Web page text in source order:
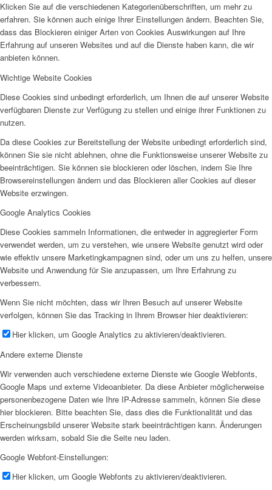
Klicken Sie auf die verschiedenen Kategorienüberschriften, um mehr zu
erfahren. Sie können auch einige Ihrer Einstellungen ändern. Beachten Sie,
dass das Blockieren einiger Arten von Cookies Auswirkungen auf Ihre
Erfahrung auf unseren Websites und auf die Dienste haben kann, die wir
anbieten können.
Wichtige Website Cookies
Diese Cookies sind unbedingt erforderlich, um Ihnen die auf unserer Website
verfügbaren Dienste zur Verfügung zu stellen und einige ihrer Funktionen zu
nutzen.
Da diese Cookies zur Bereitstellung der Website unbedingt erforderlich sind,
können Sie sie nicht ablehnen, ohne die Funktionsweise unserer Website zu
beeinträchtigen. Sie können sie blockieren oder löschen, indem Sie Ihre
Browsereinstellungen ändern und das Blockieren aller Cookies auf dieser
Website erzwingen.
Google Analytics Cookies
Diese Cookies sammeln Informationen, die entweder in aggregierter Form
verwendet werden, um zu verstehen, wie unsere Website genutzt wird oder
wie effektiv unsere Marketingkampagnen sind, oder um uns zu helfen, unsere
Website und Anwendung für Sie anzupassen, um Ihre Erfahrung zu
verbessern.
Wenn Sie nicht möchten, dass wir Ihren Besuch auf unserer Website
verfolgen, können Sie das Tracking in Ihrem Browser hier deaktivieren:
Hier klicken, um Google Analytics zu aktivieren/deaktivieren.
Andere externe Dienste
Wir verwenden auch verschiedene externe Dienste wie Google Webfonts,
Google Maps und externe Videoanbieter. Da diese Anbieter möglicherweise
personenbezogene Daten wie Ihre IP-Adresse sammeln, können Sie diese
hier blockieren. Bitte beachten Sie, dass dies die Funktionalität und das
Erscheinungsbild unserer Website stark beeinträchtigen kann. Änderungen
werden wirksam, sobald Sie die Seite neu laden.
Google Webfont-Einstellungen:
Hier klicken, um Google Webfonts zu aktivieren/deaktivieren.